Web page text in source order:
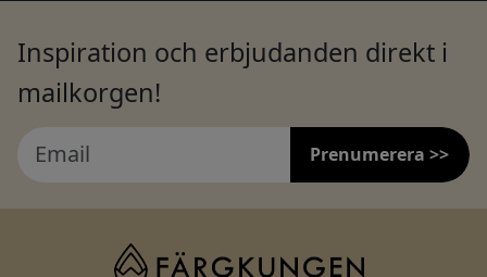
Inspiration och erbjudanden direkt i
mailkorgen!
Prenumerera >>